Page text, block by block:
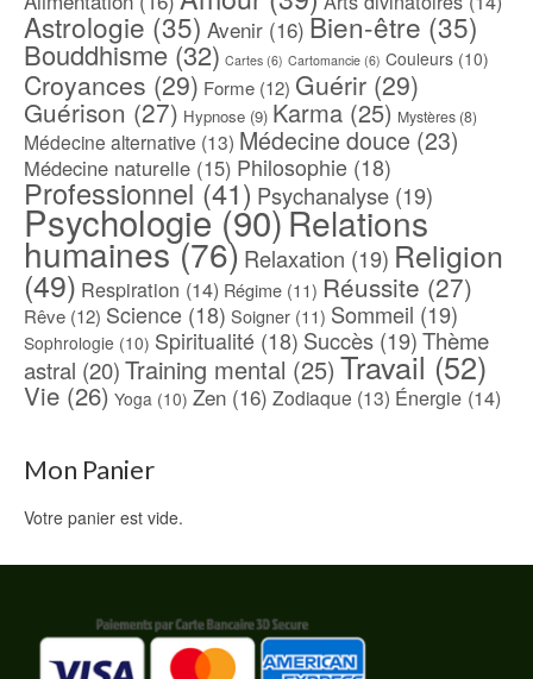
Astrologie (35) Avenir (16) Bien-être (35)
Bouddhisme (32) Cartes (6) Cartomancie (6) Couleurs (10)
Croyances (29) Forme (12) Guérir (29)
Guérison (27) Hypnose (9) Karma (25) Mystères (8)
Médecine alternative (13) Médecine douce (23)
Médecine naturelle (15) Philosophie (18)
Professionnel(41) Psychanalyse (19)
Psychologie(90) Relations
humaines(76)Relaxation (19) Religion
(49) Respiration (14) Régime (11) Réussite (27)
Rêve (12) Science (18) Soigner (11) Sommeil (19)
Sophrologie (10) Spiritualité (18) Succès (19)Thème
astral (20)Training mental (25) Travail (52)
Vie (26) Yoga (10) Zen (16) Zodiaque (13) Énergie (14)
Mon Panier
Votre panier est vide.